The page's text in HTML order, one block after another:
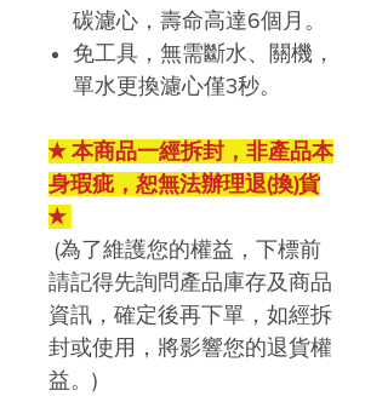
碳濾心，壽命高達6個月 。
免工具，無需斷水、關機，
單水更換濾心僅3秒。
★ 本商品一經拆封，非產品本
身瑕疵，恕無法辦理退(換)貨
★
(為了維護您的權益，下標前
請記得先詢問產品庫存及商品
資訊，確定後再下單，如經拆
封或使用，將影響您的退貨權
益。)